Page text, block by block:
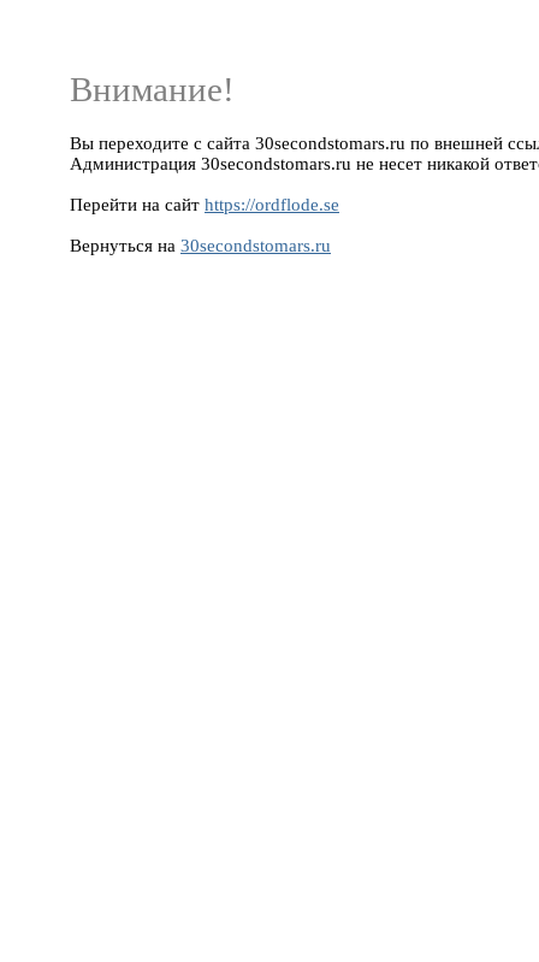
Внимание!
Вы переходите с сайта 30secondstomars.ru по внешней
Администрация 30secondstomars.ru не несет никакой
Перейти на сайт https://ordflode.se
Вернуться на 30secondstomars.ru